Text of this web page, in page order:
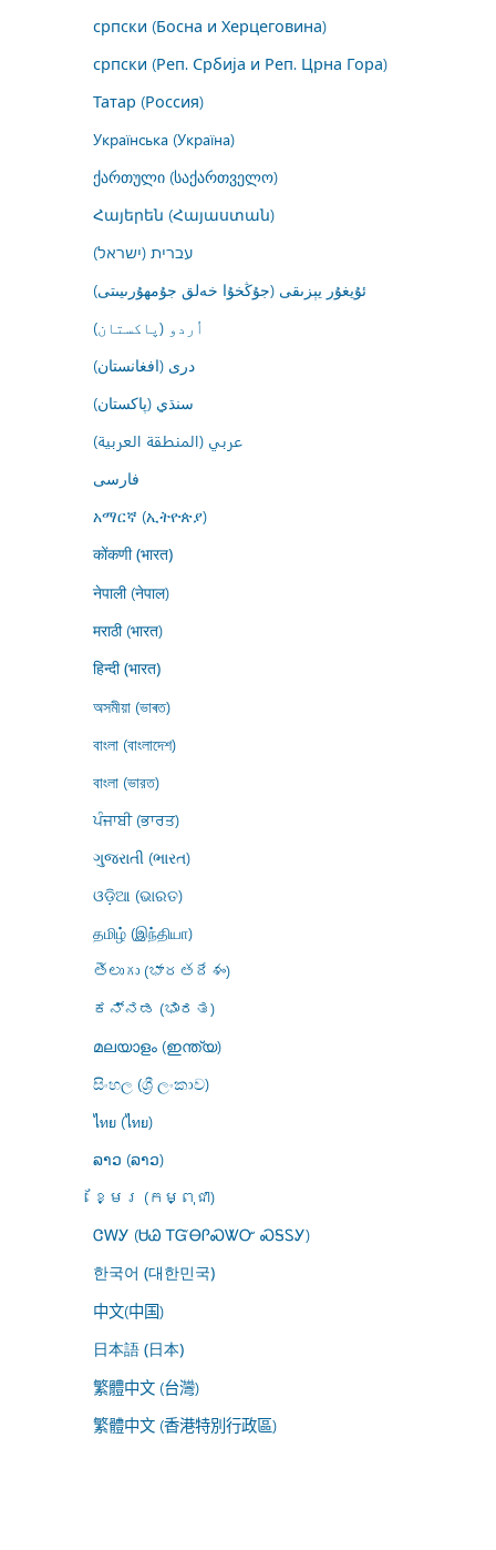
српски (Босна и Херцеговина)
српски (Реп. Србија и Реп. Црна Гора)
Татар (Россия)
Українська (Україна)
ქართული (საქართველო)
Հայերեն (Հայաստան)
עברית (ישראל)
ئۇيغۇر يېزىقى (جۇڭخۇا خەلق جۇمھۇرىيىتى)
اُردو (پاکستان)
درى (افغانستان)
سنڌي (پاکستان)
عربي (المنطقة العربية)
فارسى
አማርኛ (ኢትዮጵያ)
कोंकणी (भारत)
नेपाली (नेपाल)
मराठी (भारत)
हिन्दी (भारत)
অসমীয়া (ভাৰত)
বাংলা (বাংলাদেশ)
বাংলা (ভারত)
ਪੰਜਾਬੀ (ਭਾਰਤ)
ગુજરાતી (ભારત)
ଓଡ଼ିଆ (ଭାରତ)
தமிழ் (இந்தியா)
తెలుగు (భారతదేశం)
ಕನ್ನಡ (ಭಾರತ)
മലയാളം (ഇന്ത്യ)
සිංහල (ශ්‍රී ලංකාව)
ไทย (ไทย)
ລາວ (ລາວ)
ខ្មែរ (កម្ពុជា)
ᏣᎳᎩ (ᏌᏊ ᎢᏳᎾᎵᏍᏔᏅ ᏍᎦᏚᎩ)
한국어 (대한민국)
中文(中国)
日本語 (日本)
繁體中文 (台灣)
繁體中文 (香港特別行政區)